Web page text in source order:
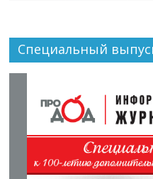
Специальный